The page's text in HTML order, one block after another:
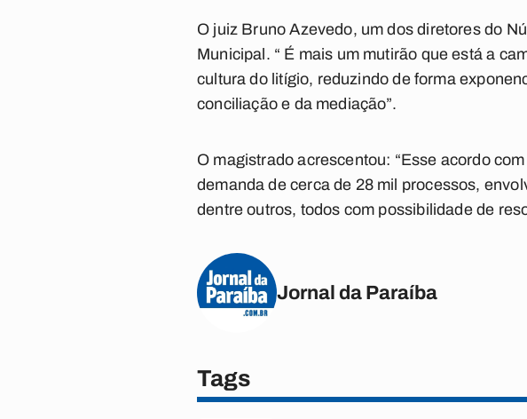
O juiz Bruno Azevedo, um dos diretores do
Municipal. “ É mais um mutirão que está a
cultura do litígio, reduzindo de forma
conciliação e da mediação”.
O magistrado acrescentou: “Esse acordo
demanda de cerca de 28 mil processos,
dentre outros, todos com possibilidade de
Jornal da Paraíba
Tags